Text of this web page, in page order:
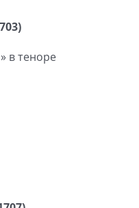
в теноре